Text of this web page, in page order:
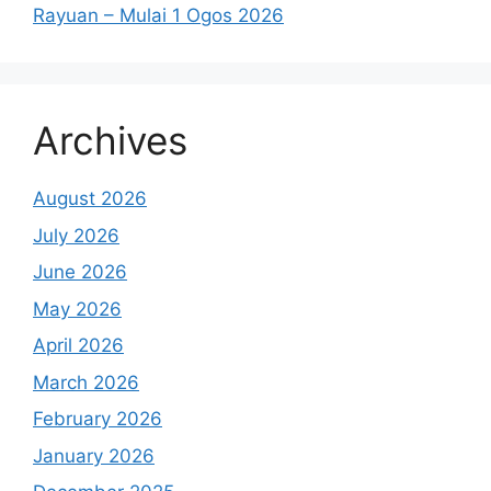
Rayuan – Mulai 1 Ogos 2026
Archives
August 2026
July 2026
June 2026
May 2026
April 2026
March 2026
February 2026
January 2026